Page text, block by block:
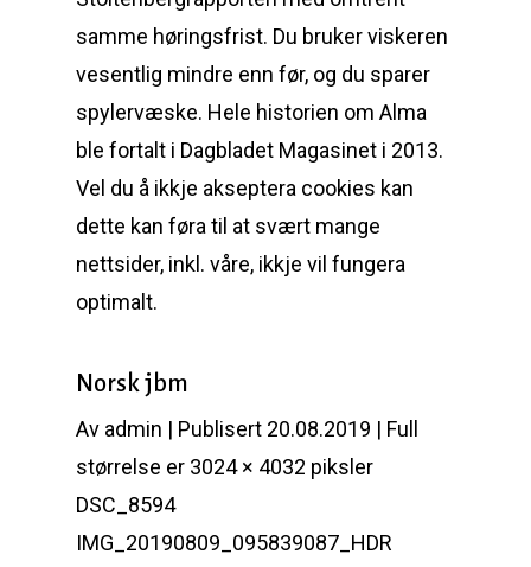
samme høringsfrist. Du bruker viskeren
vesentlig mindre enn før, og du sparer
spylervæske. Hele historien om Alma
ble fortalt i Dagbladet Magasinet i 2013.
Vel du å ikkje akseptera cookies kan
dette kan føra til at svært mange
nettsider, inkl. våre, ikkje vil fungera
optimalt.
Norsk jbm
Av admin | Publisert 20.08.2019 | Full
størrelse er 3024 × 4032 piksler
DSC_8594
IMG_20190809_095839087_HDR